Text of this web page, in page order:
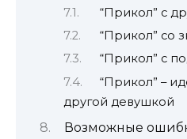
“Прикол” с
“Прикол” со
“Прикол” с
“Прикол” –
другой девушкой
Возможные